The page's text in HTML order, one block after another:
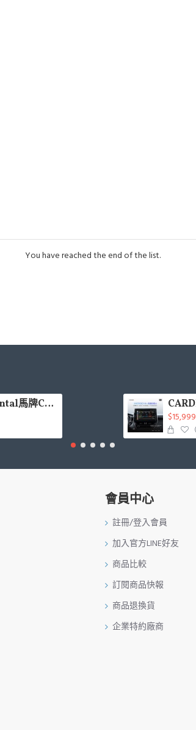
You have reached the end of the list.
.Continental馬牌CCK輪胎特價專區
$15,999
會員中心
註冊/登入會員
加入官方LINE好友
商品比較
訂閱商品快報
商品退換貨
企業特約廠商